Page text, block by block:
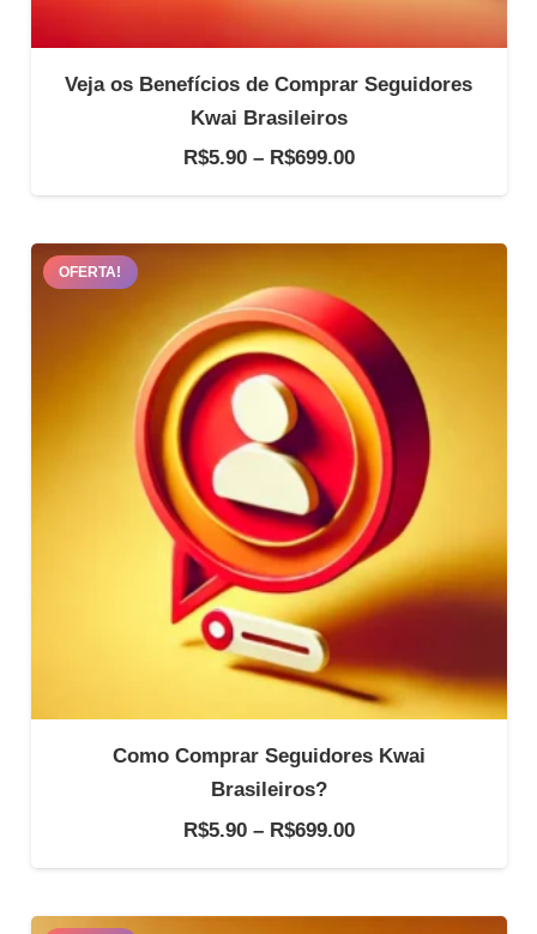
Veja os Benefícios de Comprar Seguidores
Kwai Brasileiros
R$5.90 – R$699.00Faixa
R$699.00
OFERTA!
Como Comprar Seguidores Kwai
Brasileiros?
R$5.90 – R$699.00Faixa